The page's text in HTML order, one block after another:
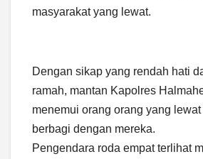
masyarakat yang lewat.
Dengan sikap yang rendah hati
ramah, mantan Kapolres
menemui orang orang yang
berbagi dengan mereka.
Pengendara roda empat terlihat